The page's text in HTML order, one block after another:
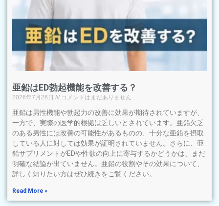
亜鉛はED勃起機能を改善する？
2026年7月26日 コメントはまだありません
亜鉛は男性機能や勃起力の改善に効果が期待されていますが、
一方で、実際の医学的根拠は乏しいとされています。亜鉛欠乏
のある男性には改善の可能性があるものの、十分な亜鉛を摂取
している人に対しては効果が証明されていません。さらに、亜
鉛サプリメントがEDや性欲の向上に寄与するかどうかは、まだ
明確な結論が出ていません。亜鉛の役割やその効果について、
詳しく知りたい方はぜひ続きをご覧ください。
Read More »